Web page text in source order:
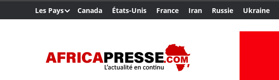
Les Pays Canada États-Unis France Iran Russie Ukraine